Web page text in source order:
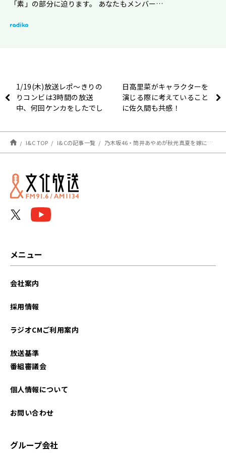
「素」の部分に迫ります。 あなたもメンバー…
1/19(木)放送レポ〜きりの
りコンビは3時間の放送
中、何回ケンカをしたでし
日高里菜がキャラクターを
演じる際に考えていること
に佐久間も共感！
I&C TOP I&Cの記事一覧 乃木坂46・筒井あやめが秋元真夏を嫁にしたい理由とは？
メニュー
会社案内
採用情報
ラジオCMご利用案内
放送基準
番組審議会
個人情報について
お問い合わせ
グループ会社